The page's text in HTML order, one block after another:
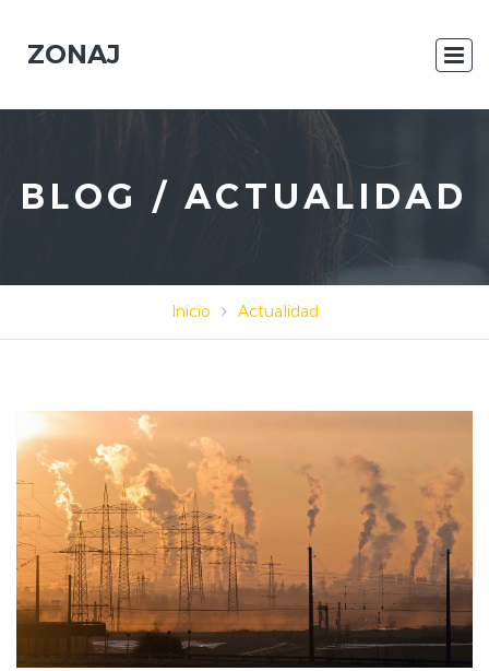
ZONAJ
BLOG / ACTUALIDAD
Inicio Actualidad